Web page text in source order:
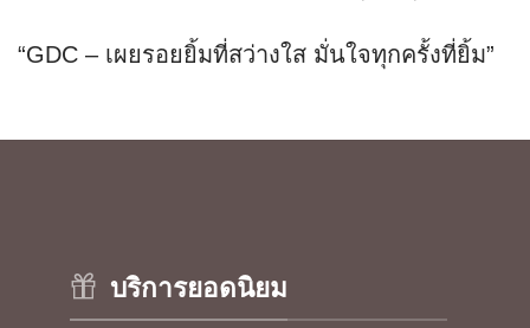
“GDC – เผยรอยยิ้มที่สว่างใส มั่นใจทุกครั้งที่ยิ้ม”
บริการยอดนิยม